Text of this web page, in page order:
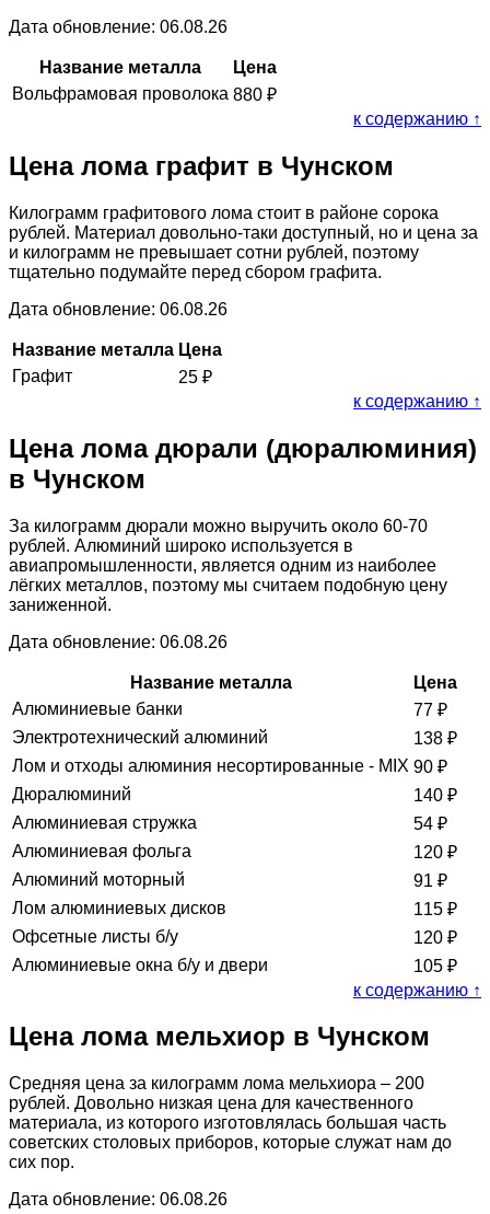
Дата обновление: 06.08.26
Название металла
Цена
Вольфрамовая проволока 880 ₽
к содержанию ↑
Цена лома графит в Чунском
Килограмм графитового лома стоит в районе сорока
рублей. Материал довольно-таки доступный, но и цена за
и килограмм не превышает сотни рублей, поэтому
тщательно подумайте перед сбором графита.
Дата обновление: 06.08.26
Название металла Цена
Графит
25 ₽
к содержанию ↑
Цена лома дюрали (дюралюминия)
в Чунском
За килограмм дюрали можно выручить около 60-70
рублей. Алюминий широко используется в
авиапромышленности, является одним из наиболее
лёгких металлов, поэтому мы считаем подобную цену
заниженной.
Дата обновление: 06.08.26
Название металла
Цена
Алюминиевые банки
77 ₽
Электротехнический алюминий
138 ₽
Лом и отходы алюминия несортированные - MIX 90 ₽
Дюралюминий
140 ₽
Алюминиевая стружка
54 ₽
Алюминиевая фольга
120 ₽
Алюминий моторный
91 ₽
Лом алюминиевых дисков
115 ₽
Офсетные листы б/у
120 ₽
Алюминиевые окна б/у и двери
105 ₽
к содержанию ↑
Цена лома мельхиор в Чунском
Средняя цена за килограмм лома мельхиора – 200
рублей. Довольно низкая цена для качественного
материала, из которого изготовлялась большая часть
советских столовых приборов, которые служат нам до
сих пор.
Дата обновление: 06.08.26